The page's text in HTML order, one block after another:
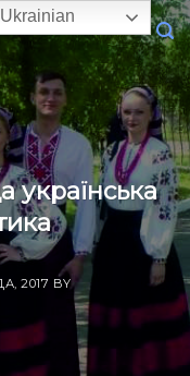
українська
2017 BY
Ukrainian